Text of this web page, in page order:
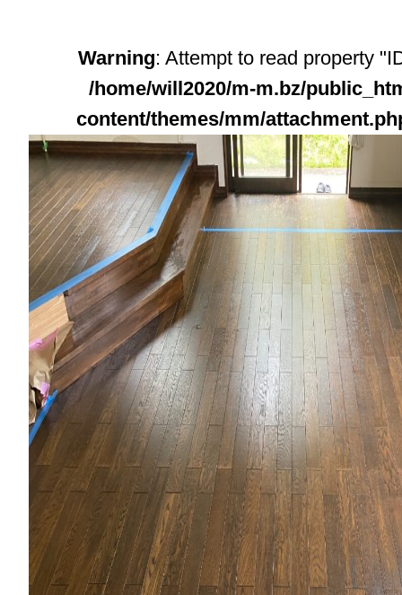
Warning: Attempt to read property
/home/will2020/m-m.bz/
content/themes/mm/